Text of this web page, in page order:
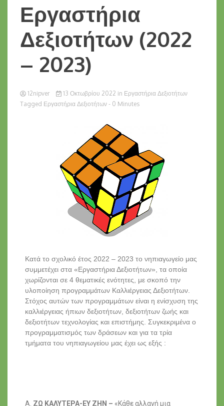
Εργαστήρια
Δεξιοτήτων (2022
– 2023)
12nipver 13 Οκτωβρίου 2022 in Εργαστήρια Δεξιοτήτων
Tagged Εργαστήρια Δεξιοτήτων - 0 Minutes
Κατά το σχολικό έτος 2022 – 2023 το νηπιαγωγείο μας
συμμετέχει στα «Εργαστήρια Δεξιοτήτων», τα οποία
χωρίζονται σε 4 θεματικές ενότητες, με σκοπό την
υλοποίηση προγραμμάτων Καλλιέργειας Δεξιοτήτων.
Στόχος αυτών των προγραμμάτων είναι η ενίσχυση της
καλλιέργειας ήπιων δεξιοτήτων, δεξιοτήτων ζωής και
δεξιοτήτων τεχνολογίας και επιστήμης. Συγκεκριμένα ο
προγραμματισμός των δράσεων και για τα τρία
τμήματα του νηπιαγωγείου μας έχει ως εξής :
Α. ΖΩ ΚΑΛΥΤΕΡΑ-ΕΥ ΖΗΝ – «Κάθε αλλαγή μια